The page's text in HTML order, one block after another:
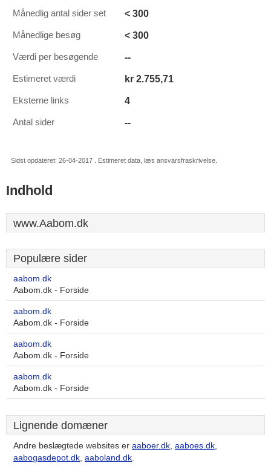
Månedlig antal sider set < 300
Månedlige besøg < 300
Værdi per besøgende --
Estimeret værdi kr 2.755,71
Eksterne links 4
Antal sider --
Sidst opdateret: 26-04-2017 . Estimeret data, læs ansvarsfraskrivelse.
Indhold
www.Aabom.dk
Populære sider
aabom.dk
Aabom.dk - Forside
aabom.dk
Aabom.dk - Forside
aabom.dk
Aabom.dk - Forside
aabom.dk
Aabom.dk - Forside
Lignende domæner
Andre beslægtede websites er aaboer.dk, aaboes.dk,
aabogasdepot.dk, aaboland.dk.